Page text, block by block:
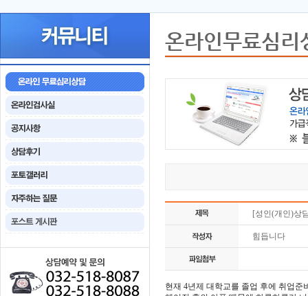
온라인무료심리
[성인(개인)상
힘듭니다
현재 4년제 대학교를 졸업 후에 취업